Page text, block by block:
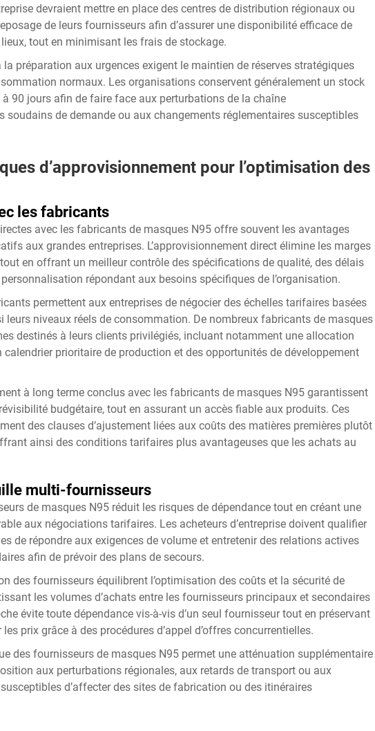
devraient mettre en place des centres de distribution régionaux ou
de leurs fournisseurs afin d’assurer une disponibilité efficace de
tout en minimisant les frais de stockage.
préparation aux urgences exigent le maintien de réserves stratégiques
normaux. Les organisations conservent généralement un stock
90 jours afin de faire face aux perturbations de la chaîne
soudains de demande ou aux changements réglementaires susceptibles
d’approvisionnement pour l’optimisation des
les fabricants
avec les fabricants de masques N95 offre souvent les avantages
aux grandes entreprises. L’approvisionnement direct élimine les marges
en offrant un meilleur contrôle des spécifications de qualité, des délais
répondant aux besoins spécifiques de l’organisation.
permettent aux entreprises de négocier des échelles tarifaires basées
leurs niveaux réels de consommation. De nombreux fabricants de masques
destinés à leurs clients privilégiés, incluant notamment une allocation
calendrier prioritaire de production et des opportunités de développement
à long terme conclus avec les fabricants de masques N95 garantissent
budgétaire, tout en assurant un accès fiable aux produits. Ces
des clauses d’ajustement liées aux coûts des matières premières plutôt
ainsi des conditions tarifaires plus avantageuses que les achats au
multi-fournisseurs
de masques N95 réduit les risques de dépendance tout en créant une
aux négociations tarifaires. Les acheteurs d’entreprise doivent qualifier
de répondre aux exigences de volume et entretenir des relations actives
afin de prévoir des plans de secours.
des fournisseurs équilibrent l’optimisation des coûts et la sécurité de
les volumes d’achats entre les fournisseurs principaux et secondaires
évite toute dépendance vis-à-vis d’un seul fournisseur tout en préservant
prix grâce à des procédures d’appel d’offres concurrentielles.
des fournisseurs de masques N95 permet une atténuation supplémentaire
aux perturbations régionales, aux retards de transport ou aux
d’affecter des sites de fabrication ou des itinéraires